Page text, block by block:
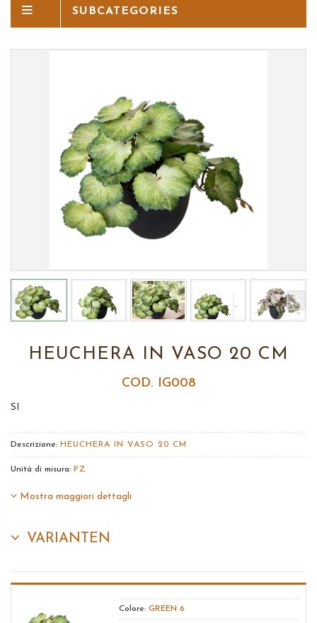
SUBCATEGORIES
HEUCHERA IN VASO 20 CM
COD. IG008
SI
Descrizione: HEUCHERA IN VASO 20 CM
Unità di misura: PZ
Mostra maggiori dettagli
VARIANTEN
Colore: GREEN 6